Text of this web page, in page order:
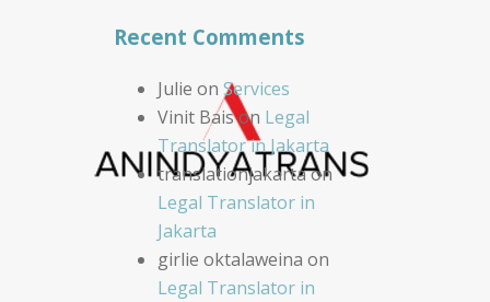
Recent Comments
Julie on Services
Vinit Baison Legal
Translator in Jakarta
translationjakartaon
Legal Translator in
Jakarta
girlie oktalaweina on
Legal Translator in